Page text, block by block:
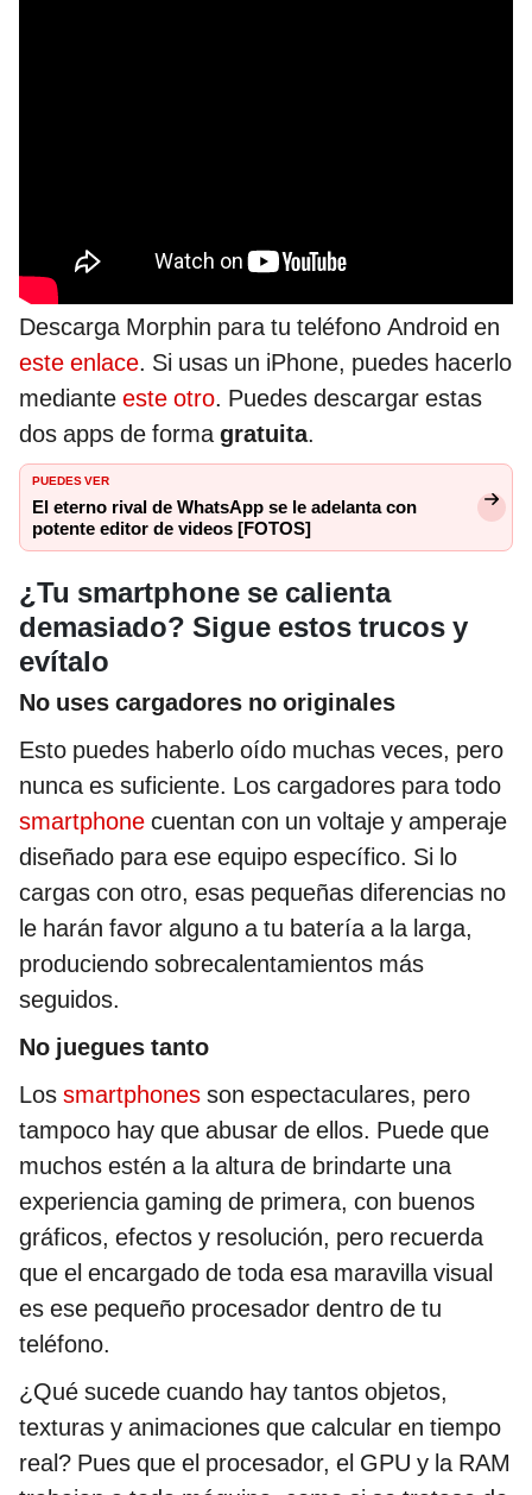
Descarga Morphin para tu teléfono Android en
este enlace. Si usas un iPhone, puedes hacerlo
mediante este otro. Puedes descargar estas
dos apps de forma gratuita.
PUEDES VER
El eterno rival de WhatsApp se le adelanta con
potente editor de videos [FOTOS]
¿Tu smartphone se calienta
demasiado? Sigue estos trucos y
evítalo
No uses cargadores no originales
Esto puedes haberlo oído muchas veces, pero
nunca es suficiente. Los cargadores para todo
smartphone cuentan con un voltaje y amperaje
diseñado para ese equipo específico. Si lo
cargas con otro, esas pequeñas diferencias no
le harán favor alguno a tu batería a la larga,
produciendo sobrecalentamientos más
seguidos.
No juegues tanto
Los smartphones son espectaculares, pero
tampoco hay que abusar de ellos. Puede que
muchos estén a la altura de brindarte una
experiencia gaming de primera, con buenos
gráficos, efectos y resolución, pero recuerda
que el encargado de toda esa maravilla visual
es ese pequeño procesador dentro de tu
teléfono.
¿Qué sucede cuando hay tantos objetos,
texturas y animaciones que calcular en tiempo
real? Pues que el procesador, el GPU y la RAM